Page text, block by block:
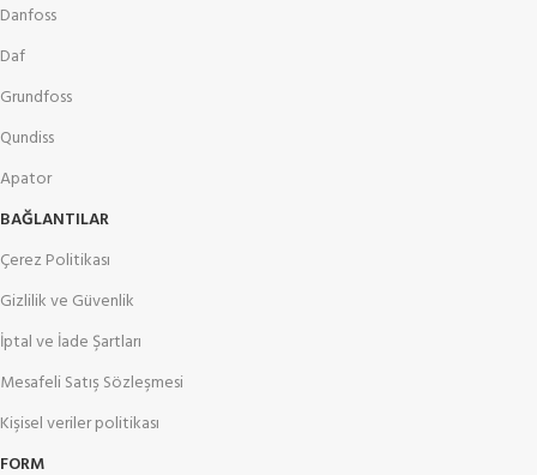
Danfoss
Daf
Grundfoss
Qundiss
Apator
BAĞLANTILAR
Çerez Politikası
Gizlilik ve Güvenlik
İptal ve İade Şartları
Mesafeli Satış Sözleşmesi
Kişisel veriler politikası
FORM